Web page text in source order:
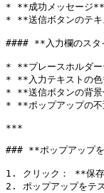
* **成功メッセージ**
* **送信ボタンのテ
#### **入力欄のスタ
* **プレースホルダー
* **入力テキストの色
* **送信ボタンの背景
* **ポップアップの不
***
### **ポップアップ
1. クリック： **保存
2. ポップアップをテ